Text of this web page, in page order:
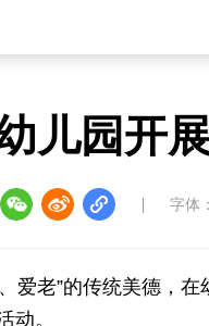
园开
字体
爱老”的传统美德，在
动。